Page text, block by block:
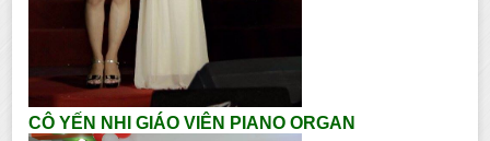
CÔ YẾN NHI GIÁO VIÊN PIANO ORGAN